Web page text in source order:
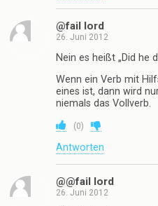
@fail lord
26. Juni 2012
Nein es heißt „Did he
Wenn ein Verb mit
eines ist, dann wird
niemals das Vollverb.
(0)
Antworten
@@fail lord
26. Juni 2012